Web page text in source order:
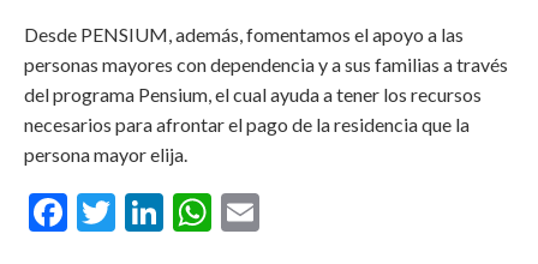
Desde PENSIUM, además, fomentamos el apoyo a las
personas mayores con dependencia y a sus familias a través
del programa Pensium, el cual ayuda a tener los recursos
necesarios para afrontar el pago de la residencia que la
persona mayor elija.
Facebook
Twitter
LinkedIn
WhatsApp